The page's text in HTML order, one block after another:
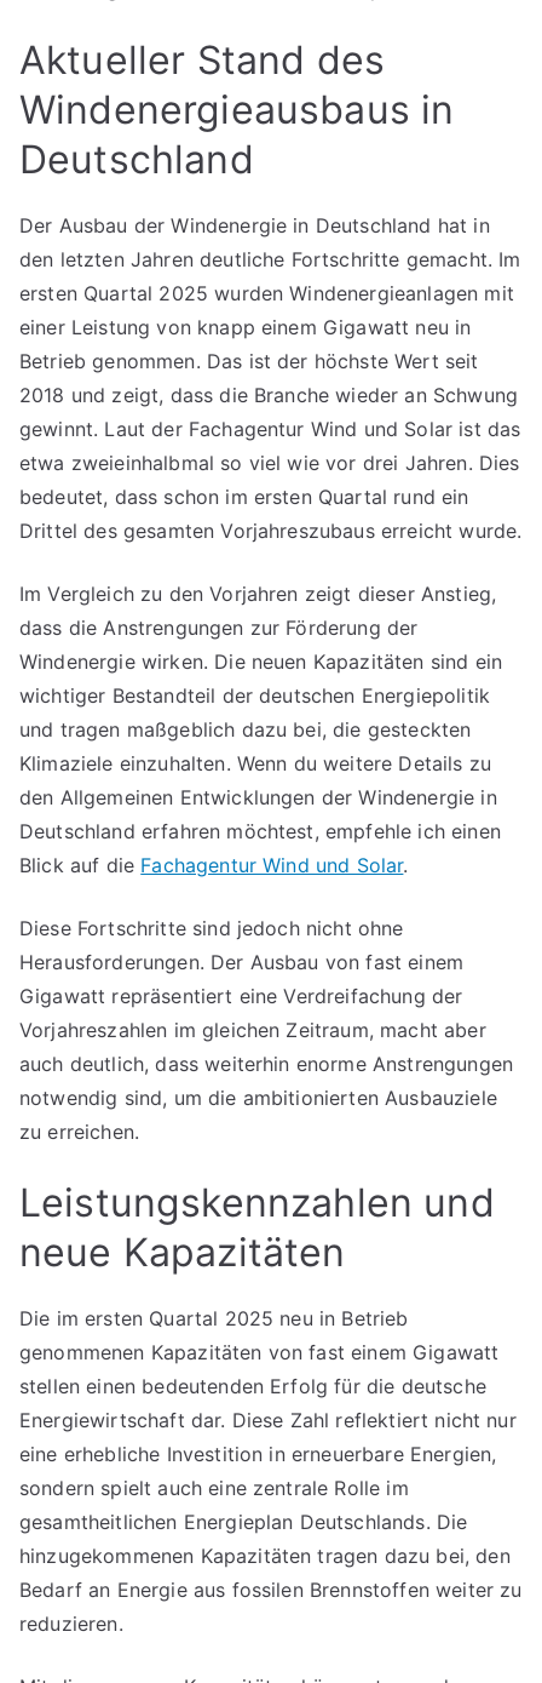
Aktueller Stand des
Windenergieausbaus in
Deutschland
Der Ausbau der Windenergie in Deutschland hat in
den letzten Jahren deutliche Fortschritte gemacht. Im
ersten Quartal 2025 wurden Windenergieanlagen mit
einer Leistung von knapp einem Gigawatt neu in
Betrieb genommen. Das ist der höchste Wert seit
2018 und zeigt, dass die Branche wieder an Schwung
gewinnt. Laut der Fachagentur Wind und Solar ist das
etwa zweieinhalbmal so viel wie vor drei Jahren. Dies
bedeutet, dass schon im ersten Quartal rund ein
Drittel des gesamten Vorjahreszubaus erreicht wurde.
Im Vergleich zu den Vorjahren zeigt dieser Anstieg,
dass die Anstrengungen zur Förderung der
Windenergie wirken. Die neuen Kapazitäten sind ein
wichtiger Bestandteil der deutschen Energiepolitik
und tragen maßgeblich dazu bei, die gesteckten
Klimaziele einzuhalten. Wenn du weitere Details zu
den Allgemeinen Entwicklungen der Windenergie in
Deutschland erfahren möchtest, empfehle ich einen
Blick auf die Fachagentur Wind und Solar.
Diese Fortschritte sind jedoch nicht ohne
Herausforderungen. Der Ausbau von fast einem
Gigawatt repräsentiert eine Verdreifachung der
Vorjahreszahlen im gleichen Zeitraum, macht aber
auch deutlich, dass weiterhin enorme Anstrengungen
notwendig sind, um die ambitionierten Ausbauziele
zu erreichen.
Leistungskennzahlen und
neue Kapazitäten
Die im ersten Quartal 2025 neu in Betrieb
genommenen Kapazitäten von fast einem Gigawatt
stellen einen bedeutenden Erfolg für die deutsche
Energiewirtschaft dar. Diese Zahl reflektiert nicht nur
eine erhebliche Investition in erneuerbare Energien,
sondern spielt auch eine zentrale Rolle im
gesamtheitlichen Energieplan Deutschlands. Die
hinzugekommenen Kapazitäten tragen dazu bei, den
Bedarf an Energie aus fossilen Brennstoffen weiter zu
reduzieren.